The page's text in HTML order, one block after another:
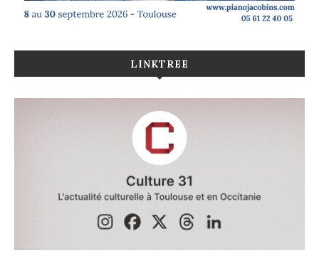
LINKTREE